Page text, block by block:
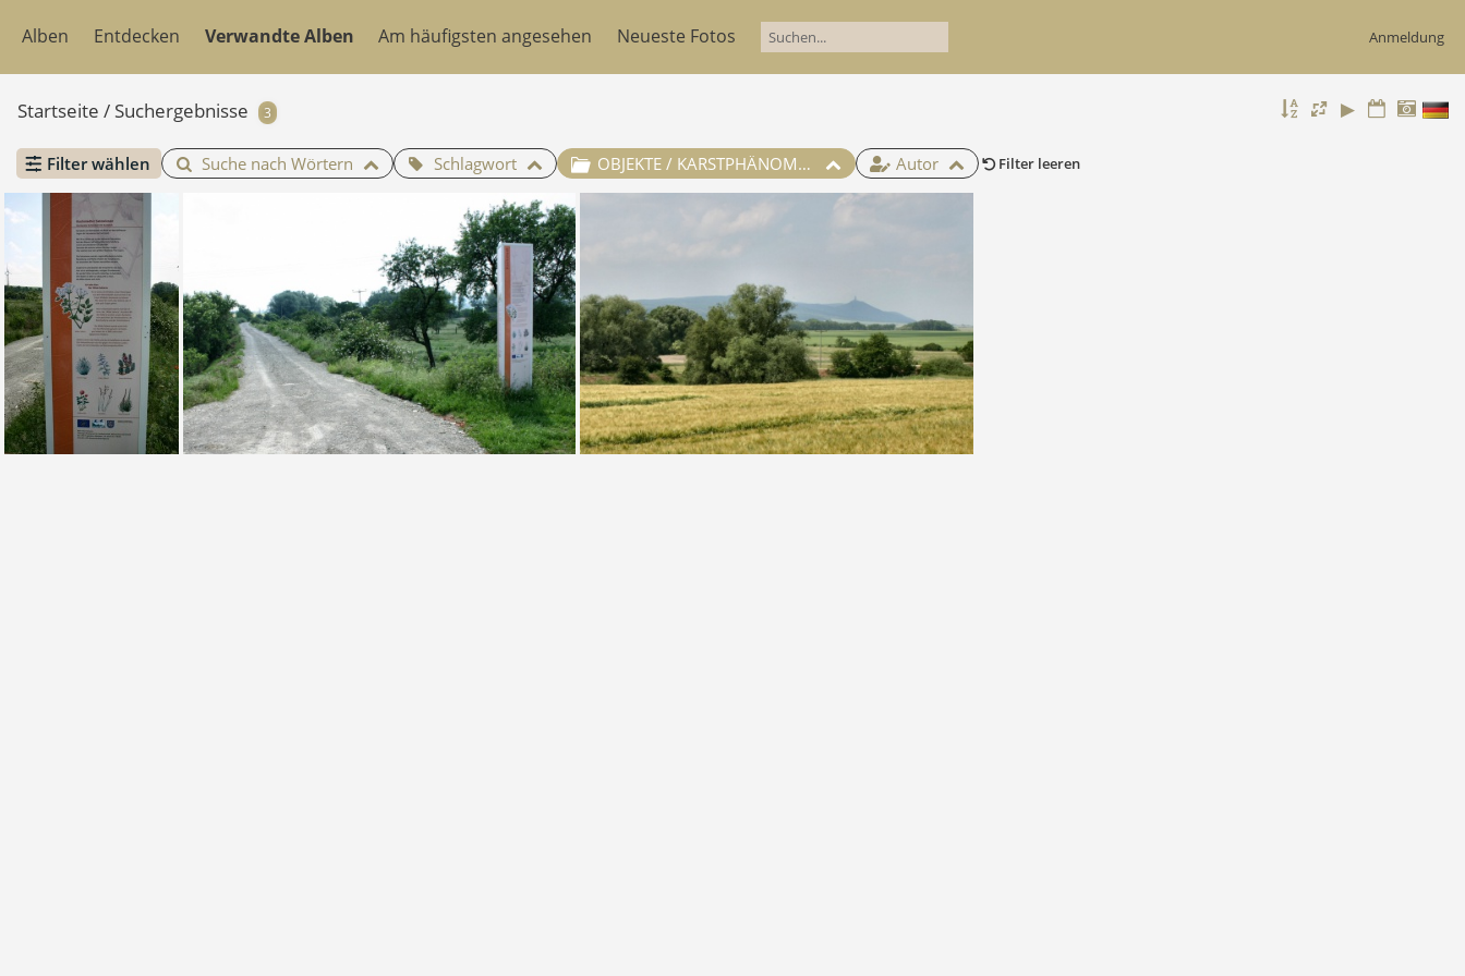
Alben Entdecken Verwandte Alben Am häufigsten angesehen Neueste Fotos Anmeldung
Startseite / Suchergebnisse 3
Filter wählen Suche nach Wörtern Schlagwort OBJEKTE / KARSTPHÄNOMENE / [169] Binnensalzstelle Kachstedt (bei Artern) Autor Filter leeren